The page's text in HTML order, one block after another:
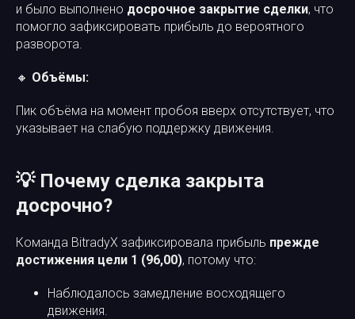
и было выполнено досрочное закрытие сделки, что
помогло зафиксировать прибыль до вероятного
разворота.
🔸 Объёмы:
Пик объёма на момент пробоя вверх отсутствует, что
указывает на слабую поддержку движения.
💡 Почему сделка закрыта
досрочно?
Команда BitradyX зафиксировала прибыль прежде
достижения цели 1 (96,00), потому что:
Наблюдалось замедление восходящего
движения.